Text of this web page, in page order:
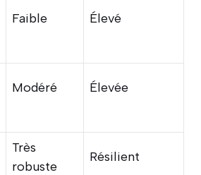
Faible Élevé
Modéré Élevée
Très
robuste
Résilient